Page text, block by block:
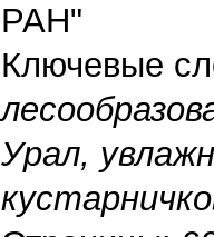
РАН"
Ключевые
Урал,